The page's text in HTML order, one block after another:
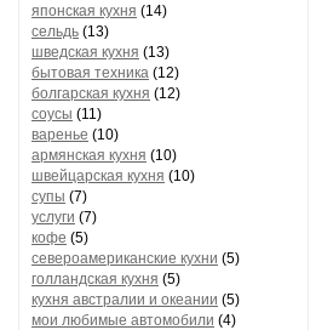
японская кухня (14)
сельдь (13)
шведская кухня (13)
бытовая техника (12)
болгарская кухня (12)
соусы (11)
варенье (10)
армянская кухня (10)
швейцарская кухня (10)
супы (7)
услуги (7)
кофе (5)
североамериканские кухни (5)
голландская кухня (5)
кухня австралии и океании (5)
мои любимые автомобили (4)